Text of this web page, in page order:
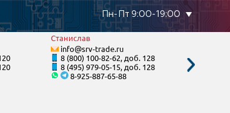
Пн-Пт 9:00-19:00
Станислав
info@srv-trade.ru
8 (800) 100-82-62, доб. 128
8 (495) 979-05-15, доб. 128
8-925-887-65-88